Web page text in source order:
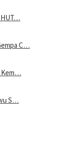
HUT…
C…
Kem…
S…